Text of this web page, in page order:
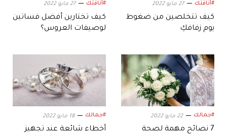
#أناقتك 27 مايو 2022
كيف تتخلصين من ضغوط
يوم زفافكِ
#أناقتك 27 مايو 2022
كيف تختارين أفضل فساتين
لوصيفات العروس؟
#جمالك 22 مايو 2022
7 نصائح مهمة لصحة
#جمالك 18 مايو 2022
أخطاء شائعة عند تجهيز